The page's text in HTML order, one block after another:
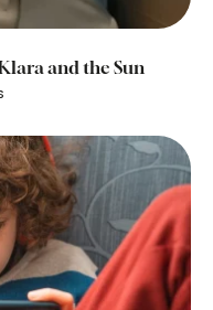
and the Sun